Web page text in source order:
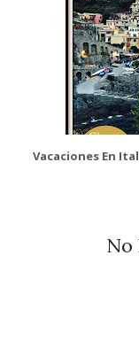
Vacaciones En
No